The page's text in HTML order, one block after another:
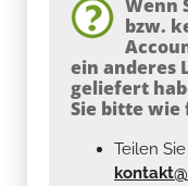
Wenn
bzw.
ein anderes
geliefert
Sie bitte wie
Teilen